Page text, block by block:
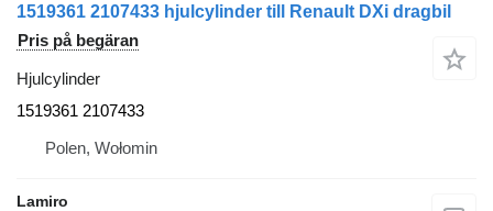
1519361 2107433 hjulcylinder till Renault DXi dragbil
Pris på begäran
Hjulcylinder
1519361 2107433
Polen, Wołomin
Lamiro